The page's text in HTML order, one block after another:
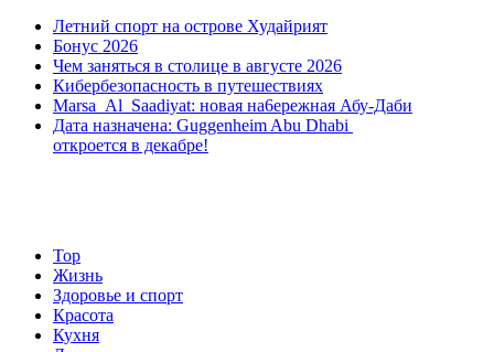
Летний спорт на острове Худайрият
Бонус 2026
Чем заняться в столице в августе 2026
Кибербезопасность в путешествиях
Marsa Al Saadiyat: новая на6ережная Абу-Даби
Дата назначена: Guggenheim Abu Dhabi
откроется в декабре!
Top
Жизнь
Здоровье и спорт
Красота
Кухня